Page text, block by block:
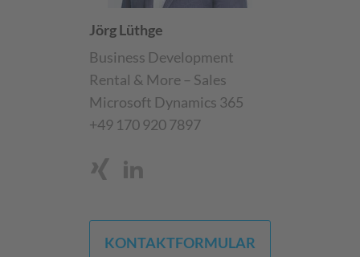
Jörg Lüthge
Business Development
Rental & More – Sales
Microsoft Dynamics 365
+49 170 920 7897
KONTAKTFORMULAR